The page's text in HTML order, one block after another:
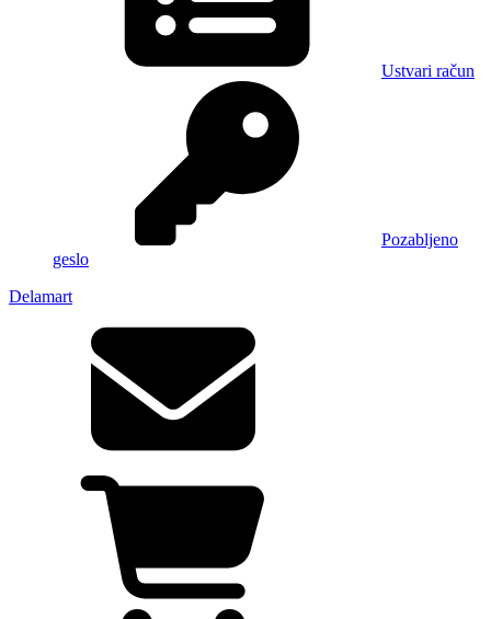
Ustvari račun
Pozabljeno
geslo
Delamart